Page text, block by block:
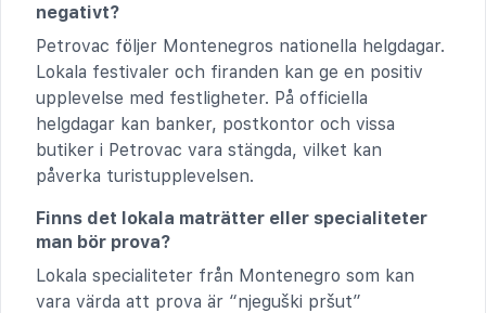
negativt?
Petrovac följer Montenegros nationella helgdagar.
Lokala festivaler och firanden kan ge en positiv
upplevelse med festligheter. På officiella
helgdagar kan banker, postkontor och vissa
butiker i Petrovac vara stängda, vilket kan
påverka turistupplevelsen.
Finns det lokala maträtter eller specialiteter
man bör prova?
Lokala specialiteter från Montenegro som kan
vara värda att prova är “njeguški pršut”